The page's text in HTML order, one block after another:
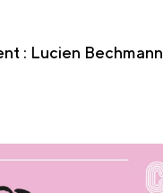
: Lucien Bechmann